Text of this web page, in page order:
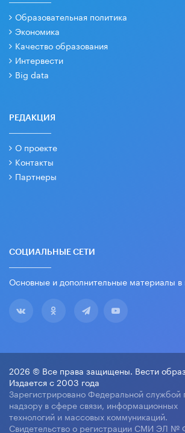
Образовательная политика
Экономика
Качество образования
Интервести
Big data
РЕДАКЦИЯ
О проекте
Контакты
Партнеры
СОЦИАЛЬНЫЕ СЕТИ
Основные и дополнительные материалы в
2026 © Все права защищены. Вести
Издается с 2003 года
Зарегистрировано Федеральной службой
надзору в сфере связи, информационных
технологий и массовых коммуникаций.
Свидетельство о регистрации СМИ ЭЛ №